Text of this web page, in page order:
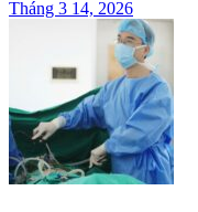
Tháng 3 14, 2026